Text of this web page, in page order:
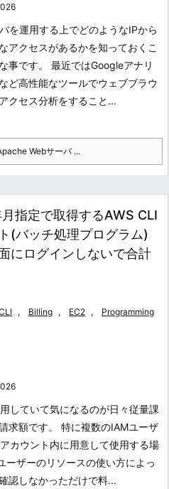
を運用する上でどのようなIPから
アクセスがあるかを知っておくこ
事です。 最近ではGoogleアナリ
ど高性能なツールでウェブブラウ
クセス分析をすること...
Webサーバ ...
指定で取得するAWS CLI
(バッチ処理プログラム)
にログインしないで合計
, Billing , EC2 , Programming
していて気になるのが日々従量課
求額です。 特に複数のIAMユーザ
カウント内に用意して使用する場
ーザーのリソースの使い方によっ
認しなかっただけで料...